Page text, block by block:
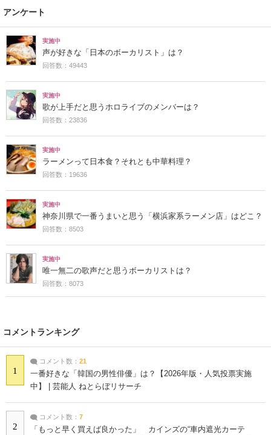
アンケート
実施中
声が好きな「日本のボーカリスト」は？
回答数：49443
実施中
歌が上手だと思うホロライブのメンバーは？
回答数：23836
実施中
ラーメンって日本食？それとも中華料理？
回答数：19636
実施中
神奈川県で一番うまいと思う「横浜家系ラーメン店」はどこ？
回答数：8503
実施中
唯一無二の歌声だと思うボーカリストは？
回答数：8073
コメントランキング
1
コメント数： 21
一番好きな「韓国の男性俳優」は？【2026年版・人気投票実施
中】 | 芸能人 ねとらぼリサーチ
2
コメント数： 7
「もっと早く買えば良かった」 カインズの“車内遮光カーテ